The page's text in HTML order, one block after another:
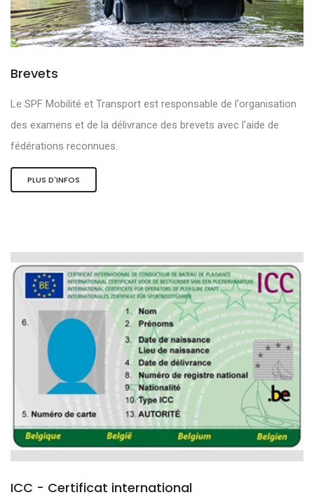
Brevets
Le SPF Mobilité et Transport est responsable de l'organisation
des examens et de la délivrance des brevets avec l'aide de
fédérations reconnues.
PLUS D'INFOS
ICC - Certificat international